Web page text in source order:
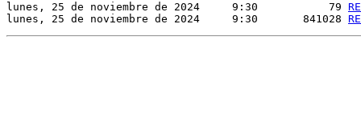
lunes, 25 de noviembre de 2024     9:30           79
lunes, 25 de noviembre de 2024     9:30       841028